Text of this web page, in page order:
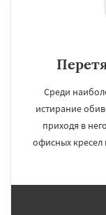
Среди
истирание
приходя в
офисных кресел